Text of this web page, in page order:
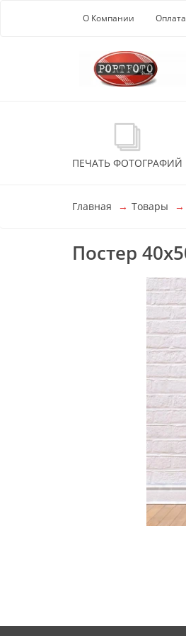
Перейти к основной информации
О Компании
ПЕЧАТЬ ФОТОГРАФИЙ
Главная Товары
Постер